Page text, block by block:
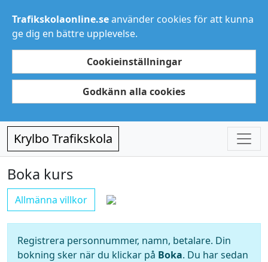
Trafikskolaonline.seanvänder cookies för att kunna
ge dig en bättre upplevelse.
Cookieinställningar
Godkänn alla cookies
Krylbo Trafikskola
Boka kurs
Allmänna villkor
Registrera personnummer, namn, betalare. Din
bokning sker när du klickar på Boka. Du har sedan